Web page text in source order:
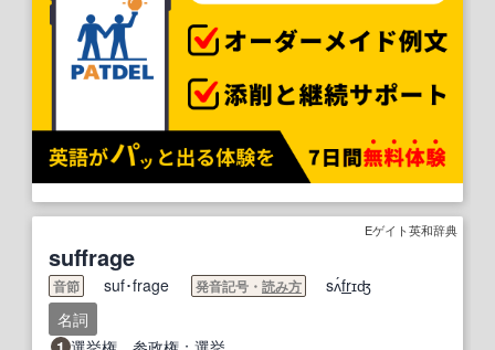
Eゲイト英和辞典
suffrage
音節 suf･frage 発音記号・ 読み方 sʌ́frɪʤ
名詞